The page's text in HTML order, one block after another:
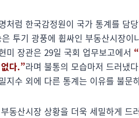
처럼 한국감정원이 국가 통계를 담
투기 광풍에 휩싸인 부동산시장
미 장관은 29일 국회 업무보고에서
다.”라며 불통의 모습마저 드러냈
지수 외에 다른 통계는 이유를 불문
동산시장 상황을 더욱 세밀하게 드